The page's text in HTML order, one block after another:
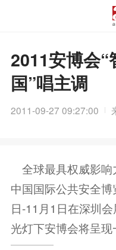
2011安博会
国”唱主调
2011-09-27 09:27:00
全球最具权威影响
中国国际公共安全
日-11月1日在深圳
光灯下安博会将呈